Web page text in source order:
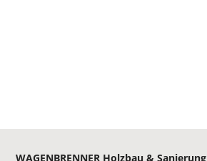
WAGENBRENNER Holzbau & Sanierung